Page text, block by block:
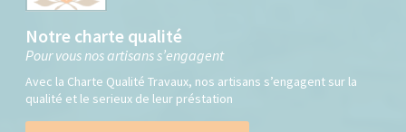
Notre charte qualité
Pour vous nos artisans s’engagent
Avec la Charte Qualité Travaux, nos artisans s’engagent sur la
qualité et le serieux de leur préstation